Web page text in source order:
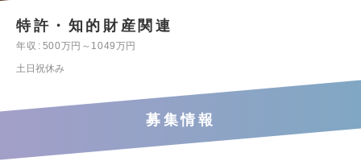
特許・知的財産関連
年収
500万円～1049万円
土日祝休み
募集情報